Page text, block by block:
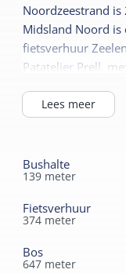
Sanitair
Badkamer begane
Toilet in badkamer
Noordzeestrand
Midsland Noord
fietsverhuur
Patatelier Prell,
Lees meer
Bushalte
139 meter
Fietsverhuur
374 meter
Bos
647 meter